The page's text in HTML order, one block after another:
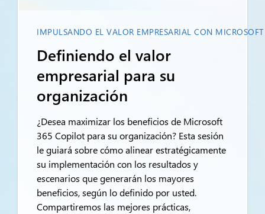
IMPULSANDO EL VALOR EMPRESARIAL CON
Definiendo el valor
empresarial para su
organización
¿Desea maximizar los beneficios de Microsoft
365 Copilot para su organización? Esta sesión
le guiará sobre cómo alinear estratégicamente
su implementación con los resultados y
escenarios que generarán los mayores
beneficios, según lo definido por usted.
Compartiremos las mejores prácticas,